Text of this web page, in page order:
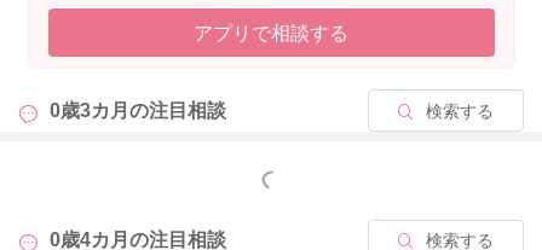
はありません。
哺乳瓶を消毒するというよりは、赤ちゃんのまわりの環境を清
お聞きいただけますと幸いです。
アプリで相談する
0歳3カ月の注目相談 検索する
もっと見る
0歳4カ月の注目相談 検索する